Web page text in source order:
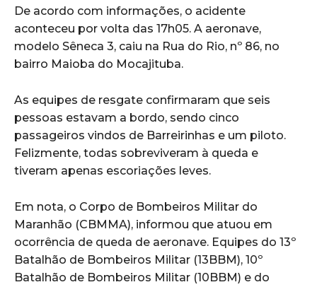
De acordo com informações, o acidente
aconteceu por volta das 17h05. A aeronave,
modelo Sêneca 3, caiu na Rua do Rio, nº 86, no
bairro Maioba do Mocajituba.
As equipes de resgate confirmaram que seis
pessoas estavam a bordo, sendo cinco
passageiros vindos de Barreirinhas e um piloto.
Felizmente, todas sobreviveram à queda e
tiveram apenas escoriações leves.
Em nota, o Corpo de Bombeiros Militar do
Maranhão (CBMMA), informou que atuou em
ocorrência de queda de aeronave. Equipes do 13º
Batalhão de Bombeiros Militar (13BBM), 10º
Batalhão de Bombeiros Militar (10BBM) e do